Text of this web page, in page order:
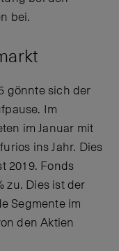
bei.
gönnte sich der
Im
im Januar mit
ins Jahr. Dies
2019. Fonds
zu. Dies ist der
Segmente im
den Aktien